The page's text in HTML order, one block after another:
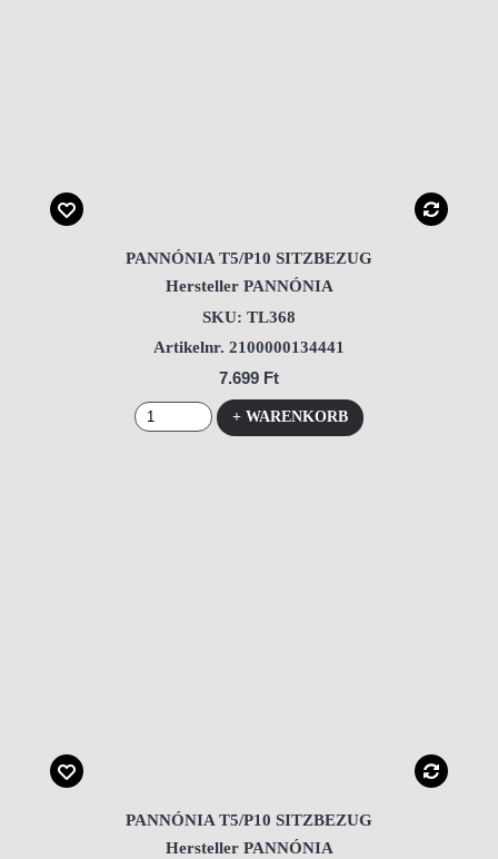
PANNÓNIA T5/P10 SITZBEZUG
Hersteller PANNÓNIA
SKU: TL368
Artikelnr. 2100000134441
7.699 Ft
+ WARENKORB
PANNÓNIA T5/P10 SITZBEZUG
Hersteller PANNÓNIA